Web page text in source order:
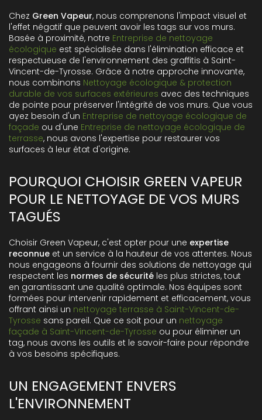
Chez Green Vapeur, nous comprenons l'impact visuel et
l'effet négatif que peuvent avoir les tags sur vos murs.
Basée à proximité, notre Entreprise de nettoyage
écologique est spécialisée dans l'élimination efficace et
respectueuse de l'environnement des graffitis à Saint-
Vincent-de-Tyrosse. Grâce à notre approche innovante,
nous combinons Nettoyage écologique & protection
durable de vos surfaces extérieures avec des techniques
de pointe pour préserver l'intégrité de vos murs. Que vous
ayez besoin d'un Entreprise de nettoyage écologique de
façade ou d'une Entreprise de nettoyage écologique de
terrasse, nous avons l'expertise pour restaurer vos
surfaces à leur état d'origine.
POURQUOI CHOISIR GREEN VAPEUR
POUR LE NETTOYAGE DE VOS MURS
TAGUÉS
Choisir Green Vapeur, c'est opter pour une expertise
reconnue et un service à la hauteur de vos attentes. Nous
nous engageons à fournir des solutions de nettoyage qui
respectent les normes de sécurité les plus strictes, tout
en garantissant une qualité optimale. Nos équipes sont
formées pour intervenir rapidement et efficacement, vous
offrant ainsi un nettoyage terrasse à Saint-Vincent-de-
Tyrosse sans pareil. Que ce soit pour un nettoyage
façade à Saint-Vincent-de-Tyrosse ou pour éliminer un
tag, nous avons les outils et le savoir-faire pour répondre
à vos besoins spécifiques.
UN ENGAGEMENT ENVERS
L'ENVIRONNEMENT